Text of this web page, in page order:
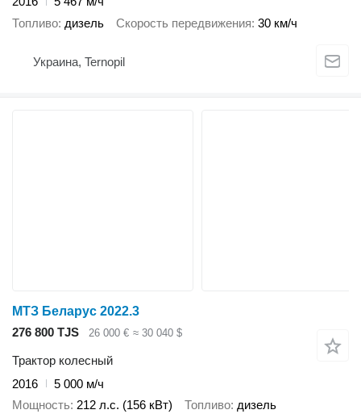
Топливо дизель Скорость передвижения 30 км/ч
Украина, Ternopil
МТЗ Беларус 2022.3
276 800 TJS
26 000 € ≈ 30 040 $
Трактор колесный
2016
5 000 м/ч
Мощность 212 л.с. (156 кВт) Топливо дизель